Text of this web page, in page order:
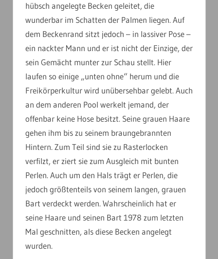
hübsch angelegte Becken geleitet, die
wunderbar im Schatten der Palmen liegen. Auf
dem Beckenrand sitzt jedoch – in lassiver Pose –
ein nackter Mann und er ist nicht der Einzige, der
sein Gemächt munter zur Schau stellt. Hier
laufen so einige „unten ohne“ herum und die
Freikörperkultur wird unübersehbar gelebt. Auch
an dem anderen Pool werkelt jemand, der
offenbar keine Hose besitzt. Seine grauen Haare
gehen ihm bis zu seinem braungebrannten
Hintern. Zum Teil sind sie zu Rasterlocken
verfilzt, er ziert sie zum Ausgleich mit bunten
Perlen. Auch um den Hals trägt er Perlen, die
jedoch größtenteils von seinem langen, grauen
Bart verdeckt werden. Wahrscheinlich hat er
seine Haare und seinen Bart 1978 zum letzten
Mal geschnitten, als diese Becken angelegt
wurden.